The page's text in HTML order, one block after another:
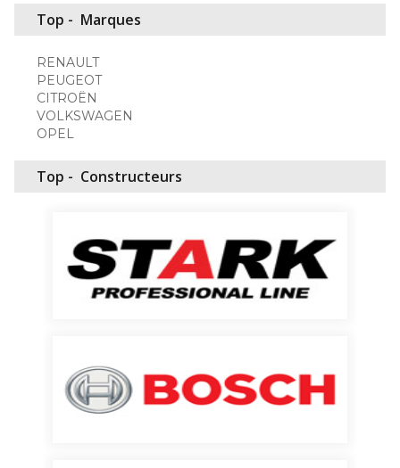
Top - Marques
RENAULT
PEUGEOT
CITROËN
VOLKSWAGEN
OPEL
Top - Constructeurs